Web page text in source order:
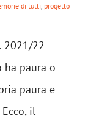
di tutti progetto
2021/22
ha paura o
paura e
il